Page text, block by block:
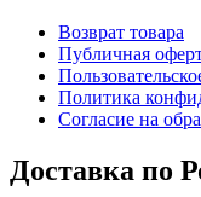
Возврат товара
Публичная
Политика
Согласие на
Доставка по